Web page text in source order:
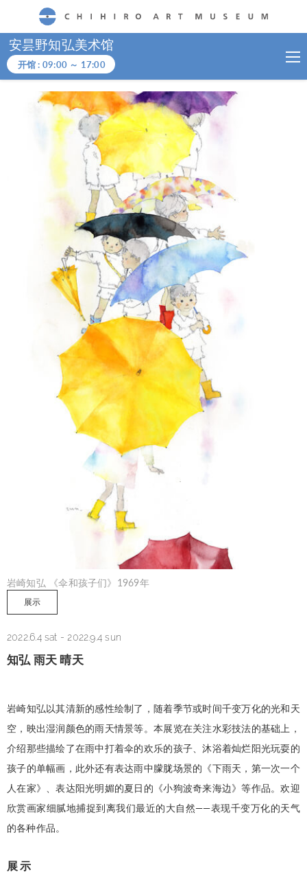
CHIHIRO ART MUSEUM
安昙野知弘美术馆
开馆 : 09:00 ～ 17:00
岩崎知弘 《伞和孩子们》1969年
展示
2022.6.4 sat -2022.9.4 sun
知弘 雨天 晴天
岩崎知弘以其清新的感性绘制了，随着季节或时间千变万化的光和天
空，映出湿润颜色的雨天情景等。本展览在关注水彩技法的基础上，
介绍那些描绘了在雨中打着伞的欢乐的孩子、沐浴着灿烂阳光玩耍的
孩子的单幅画，此外还有表达雨中朦胧场景的《下雨天，第一次一个
人在家》、表达阳光明媚的夏日的《小狗波奇来海边》等作品。欢迎
欣赏画家细腻地捕捉到离我们最近的大自然——表现千变万化的天气
的各种作品。
展示